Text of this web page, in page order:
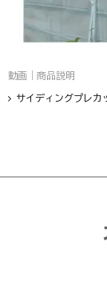
動画｜商品説明
サイディングプレカ
フッター